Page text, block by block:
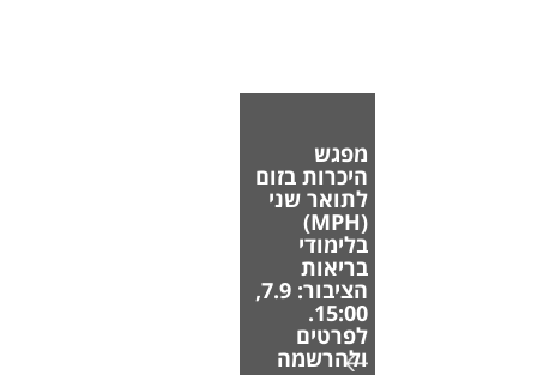
מפגש
היכרות בזום
לתואר שני
(MPH)
בלימודי
בריאות
הציבור: 7.9,
15:00.
לפרטים
ולהרשמה